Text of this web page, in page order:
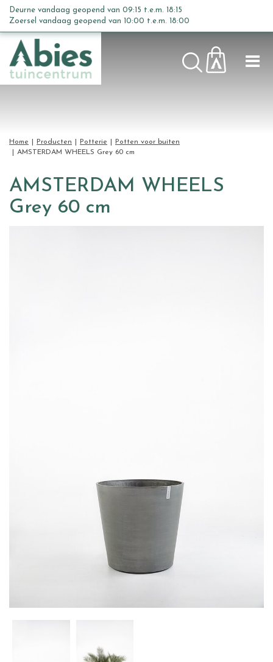
n
Home Producten Potterie
Potten voor buiten
AMSTERDAM WHEELS Grey 60 cm
Deurne vandaag geopend van 09:15 t.e.m. 18:15
Zoersel vandaag geopend van 10:00 t.e.m. 18:00
AMSTERDAM WHEELS
Grey 60 cm